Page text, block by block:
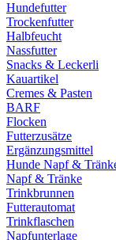
Hundefutter
Trockenfutter
Halbfeucht
Nassfutter
Snacks & Leckerli
Kauartikel
Cremes & Pasten
BARF
Flocken
Futterzusätze
Ergänzungsmittel
Hunde Napf &
Napf & Tränke
Trinkbrunnen
Futterautomat
Trinkflaschen
Napfunterlage